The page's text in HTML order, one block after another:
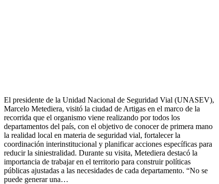
El presidente de la Unidad Nacional de Seguridad Vial (UNASEV),
Marcelo Metediera, visitó la ciudad de Artigas en el marco de la
recorrida que el organismo viene realizando por todos los
departamentos del país, con el objetivo de conocer de primera mano
la realidad local en materia de seguridad vial, fortalecer la
coordinación interinstitucional y planificar acciones específicas para
reducir la siniestralidad. Durante su visita, Metediera destacó la
importancia de trabajar en el territorio para construir políticas
públicas ajustadas a las necesidades de cada departamento. “No se
puede generar una…